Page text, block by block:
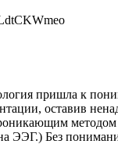
пришла к
оставив
методом
ЭЭГ.) Без